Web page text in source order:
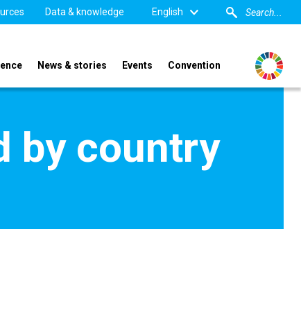
Data & knowledge English
News & stories Events Convention
by country